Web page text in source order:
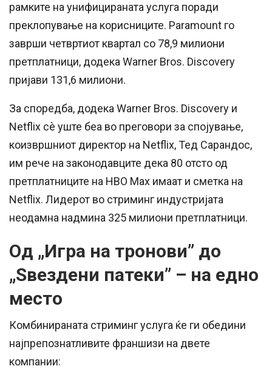
рамките на унифицираната услуга поради
преклопување на корисниците. Paramount го
заврши четвртиот квартал со 78,9 милиони
претплатници, додека Warner Bros. Discovery
пријави 131,6 милиони.
За споредба, додека Warner Bros. Discovery и
Netflix сè уште беа во преговори за спојување,
коизвршниот директор на Netflix, Тед Сарандос,
им рече на законодавците дека 80 отсто од
претплатниците на HBO Max имаат и сметка на
Netflix. Лидерот во стриминг индустријата
неодамна надмина 325 милиони претплатници.
Од „Игра на тронови” до
„Ѕвездени патеки” – на едно
место
Комбинираната стриминг услуга ќе ги обедини
најпрепознатливите франшизи на двете
компании: